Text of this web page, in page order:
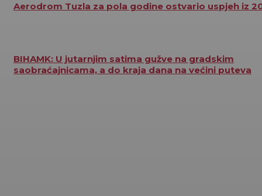
Aerodrom Tuzla za pola godine ostvario uspjeh iz
BIHAMK: U jutarnjim satima gužve na gradskim
saobraćajnicama, a do kraja dana na većini puteva